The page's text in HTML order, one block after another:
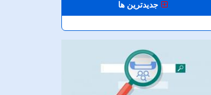
جدیدترین ها